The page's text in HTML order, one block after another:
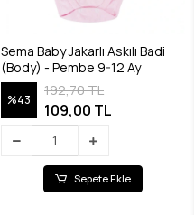
Sema Baby Jakarlı Askılı Badi
(Body) - Pembe 9-12 Ay
%43
192,70 TL
109,00 TL
Sepete Ekle